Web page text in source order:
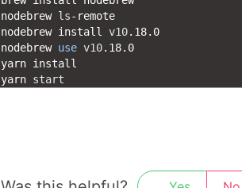
nodebrew ls- remote
nodebrew install v10. 18.0
nodebrew use v10. 18.0
yarn install
yarn start